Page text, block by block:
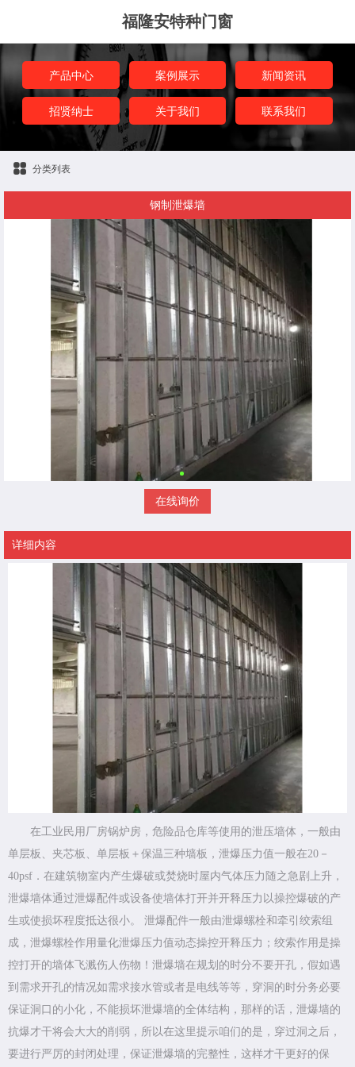
福隆安特种门窗
产品中心 案例展示 新闻资讯
招贤纳士 关于我们 联系我们
分类列表
钢制泄爆墙
在线询价
详细内容
在工业民用厂房锅炉房，危险品仓库等使用的泄压墙体，一般由
单层板、夹芯板、单层板＋保温三种墙板，泄爆压力值一般在20－
40psf．在建筑物室内产生爆破或焚烧时屋内气体压力随之急剧上升，
泄爆墙体通过泄爆配件或设备使墙体打开并开释压力以操控爆破的产
生或使损坏程度抵达很小。 泄爆配件一般由泄爆螺栓和牵引绞索组
成，泄爆螺栓作用量化泄爆压力值动态操控开释压力；绞索作用是操
控打开的墙体飞溅伤人伤物！泄爆墙在规划的时分不要开孔，假如遇
到需求开孔的情况如需求接水管或者是电线等等，穿洞的时分务必要
保证洞口的小化，不能损坏泄爆墙的全体结构，那样的话，泄爆墙的
抗爆才干将会大大的削弱，所以在这里提示咱们的是，穿过洞之后，
要进行严厉的封闭处理，保证泄爆墙的完整性，这样才干更好的保